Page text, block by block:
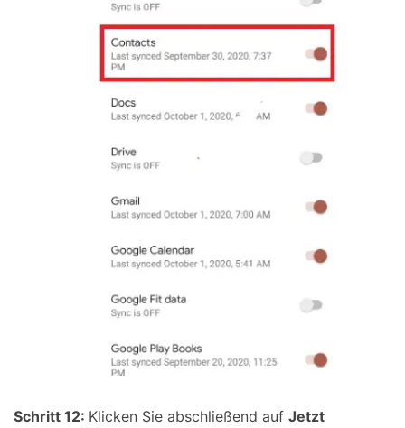
Schritt 12: Klicken Sie abschließend auf Jetzt